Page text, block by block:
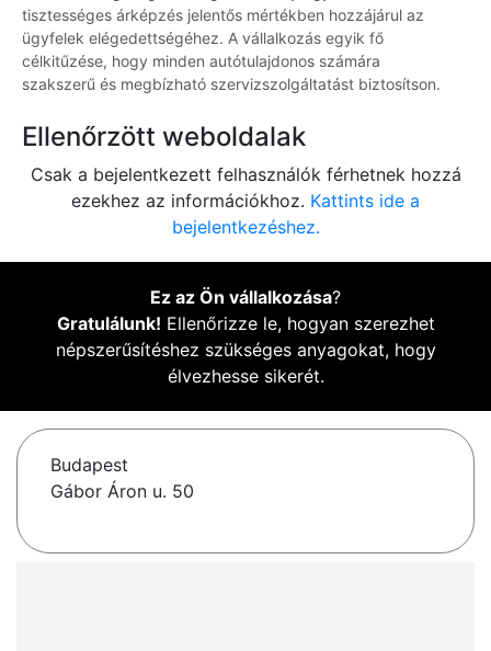
tisztességes árképzés jelentős mértékben hozzájárul az
ügyfelek elégedettségéhez. A vállalkozás egyik fő
célkitűzése, hogy minden autótulajdonos számára
szakszerű és megbízható szervizszolgáltatást biztosítson.
Ellenőrzött weboldalak
Csak a bejelentkezett felhasználók férhetnek hozzá
ezekhez az információkhoz. Kattints ide a
bejelentkezéshez.
Ez az Ön vállalkozása?
Gratulálunk! Ellenőrizze le, hogyan szerezhet
népszerűsítéshez szükséges anyagokat, hogy
élvezhesse sikerét.
Budapest
Gábor Áron u. 50